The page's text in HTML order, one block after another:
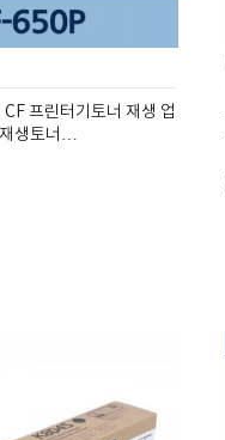
프린터기토너 재생 업
생토너…